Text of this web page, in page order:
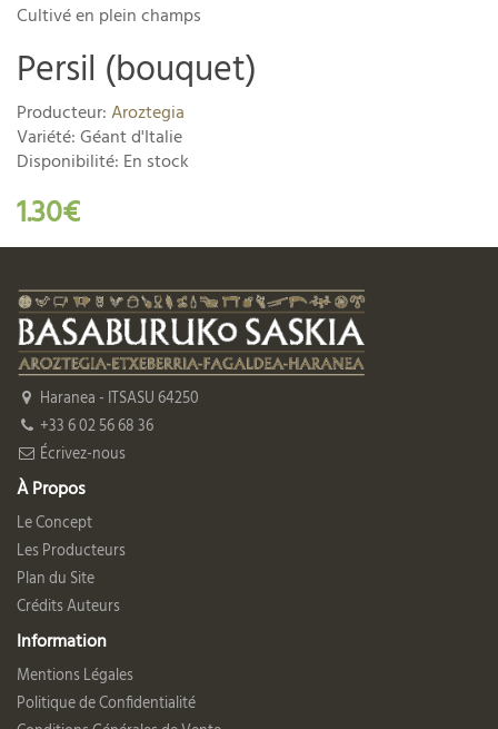
Cultivé en plein champs
Persil (bouquet)
Producteur: Aroztegia
Variété: Géant d'Italie
Disponibilité: En stock
1.30€
Haranea - ITSASU 64250
+33 6 02 56 68 36
Écrivez-nous
À Propos
Le Concept
Les Producteurs
Plan du Site
Crédits Auteurs
Information
Mentions Légales
Politique de Confidentialité